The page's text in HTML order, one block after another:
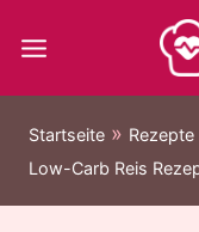
Inhalt
Startseite » Rezepte
Low-Carb Reis